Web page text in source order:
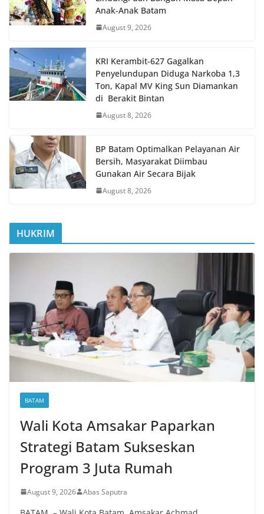
Anak-Anak Batam
August 9, 2026
KRI Kerambit-627 Gagalkan
Penyelundupan Diduga Narkoba 1,3
Ton, Kapal MV King Sun Diamankan
di Berakit Bintan
August 8, 2026
BP Batam Optimalkan Pelayanan Air
Bersih, Masyarakat Diimbau
Gunakan Air Secara Bijak
August 8, 2026
HUKRIM
BATAM
Wali Kota Amsakar Paparkan
Strategi Batam Sukseskan
Program 3 Juta Rumah
August 9, 2026 Abas Saputra